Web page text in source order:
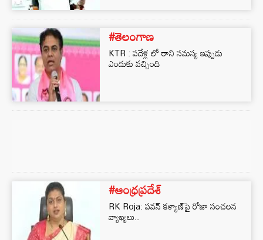
#తెలంగాణ
KTR : పదేళ్ల లో రాని సమస్య ఇప్పుడు
ఎందుకు వచ్చింది
#ఆంధ్రప్రదేశ్
RK Roja: పవన్ కళ్యాణ్‌పై రోజా సంచలన
వ్యాఖ్యలు..